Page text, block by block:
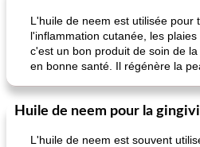
L'huile de neem est utilisée pour
l'inflammation cutanée, les plaies
c'est un bon produit de soin de
en bonne santé. Il régénère la
Huile de neem pour la
L'huile de neem est souvent